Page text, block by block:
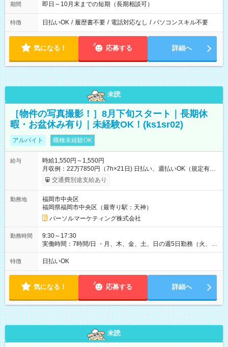
期間 即日～10月末までの短期（長期相談可）
特徴 日払いOK / 履歴書不要 / 電話対応なし / パソコンスキル不要
気になる！ 応募する 詳細へ
未読
［物件の写真撮影！］8月下旬スタート｜長期休
暇・お盆休み有り｜未経験OK！(ks1sr02)
アルバイト 職種未経験OK
給与
時給1,550円～1,550円
月収例：22万7850円（7h×21日) 日払い、週払いOK（規定有
り） 【試用期間】試用期間なし
交通費別途支給あり
勤務地
福岡市中央区
福岡県福岡市中央区（最寄り駅：天神）
パーソルマーケティング株式会社
勤務時間
9:30～17:30
実働時間：7時間/日 ・月、木、金、土、日の週5日勤務（火、水
は固定休です／GW、お盆、年末年始等、長期休暇有り！） ・
ワンシフト！ ・残業ほぼナシ（0～5h/月）
特徴 日払いOK
気になる！ 応募する 詳細へ
未読